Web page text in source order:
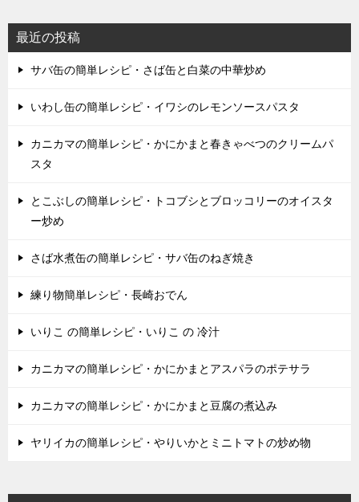
最近の投稿
サバ缶の簡単レシピ・さば缶と白菜の中華炒め
いわし缶の簡単レシピ・イワシのレモンソースパスタ
カニカマの簡単レシピ・かにかまと春きゃべつのクリームパ
スタ
とこぶしの簡単レシピ・トコブシとブロッコリーのオイスタ
ー炒め
さば水煮缶の簡単レシピ・サバ缶のねぎ焼き
練り物簡単レシピ・長崎おでん
いりこ の簡単レシピ・いりこ の 冷汁
カニカマの簡単レシピ・かにかまとアスパラのポテサラ
カニカマの簡単レシピ・かにかまと豆腐の煮込み
ヤリイカの簡単レシピ・やりいかとミニトマトの炒め物